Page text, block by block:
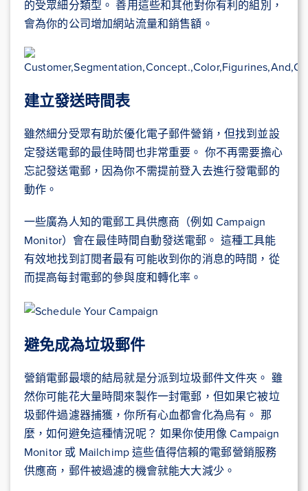
的受眾細分類型。 善用這些和其他對你有利的組別，
會為你的公司增加網站流量和銷售額。
建立發送時間表
雖然細分受眾有助於優化電子郵件營銷，但找到並設
定發送電郵的最佳時間也非常重要。 你不再需要擔心
忘記發送電郵，因為你不需提前登入去進行發電郵的
動作。
一些廣為人知的電郵工具供應商（例如 Campaign
Monitor）會在最佳時間自動發送電郵。 這種工具能
有效地找到訂閱者最有可能收到你的消息的時間，從
而提高每封電郵的參與度和轉化率。
避免成為垃圾郵件
營銷電郵最壞的結局就是分派到垃圾郵件文件夾。 雖
然你可能花大量時間來製作一封電郵，但如果它被垃
圾郵件過濾器捕獲，你所有心血都會化為烏有。 那
麼，如何避免這種情況呢？ 如果你使用像 Campaign
Monitor 或 Mailchimp 這些值得信賴的電郵營銷服務
供應商，郵件被過濾的機會就能大大減少。